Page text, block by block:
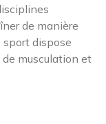
de manière
sport dispose
de musculation et